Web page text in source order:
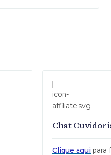
Chat
Clique aqui para